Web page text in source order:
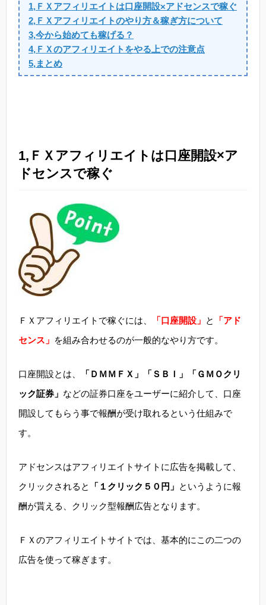
1,ＦＸアフィリエイトは口座開設×アドセンスで稼ぐ
2,ＦＸアフィリエイトのやり方＆稼ぎ方について
3,今から始めても稼げる？
4,ＦＸのアフィリエイトをやる上での注意点
5,まとめ
1,ＦＸアフィリエイトは口座開設×ア
ドセンスで稼ぐ
ＦＸアフィリエイトで稼ぐには、 「口座開設」 と
「アド
センス」 を組み合わせるのが一般的なやり方です。
口座開設とは、
「ＤＭＭＦＸ」「ＳＢＩ」「ＧＭＯクリ
ック証券」 などの証券口座をユーザーに紹介して、口座
開設してもらう事で報酬が受け取れるという仕組みで
す。
アドセンスはアフィリエイトサイトに広告を掲載して、
クリックされると
「１クリック５０円」 というように報
酬が貰える、クリック型報酬広告となります。
ＦＸのアフィリエイトサイトでは、基本的にこの二つの
広告を使って稼ぎます。